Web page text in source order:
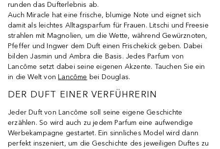
runden das Dufterlebnis ab.
Auch Miracle hat eine frische, blumige Note und eignet sich
damit als leichtes Alltagsparfum für Frauen. Litschi und Freesie
strahlen mit Magnolien, um die Wette, während Gewürznoten,
Pfeffer und Ingwer dem Duft einen Frischekick geben. Dabei
bilden Jasmin und Ambra die Basis. Jedes Parfum von
Lancôme setzt dabei seine eigenen Akzente. Tauchen Sie ein
in die Welt vonLancôme bei Douglas.
DER DUFT EINER VERFÜHRERIN
Jeder Duft von Lancôme soll seine eigene Geschichte
erzählen. So wird auch zu jedem Parfum eine aufwendige
Werbekampagne gestartet. Ein sinnliches Model wird dann
perfekt inszeniert, um die Geschichte des jeweiligen Duftes zu